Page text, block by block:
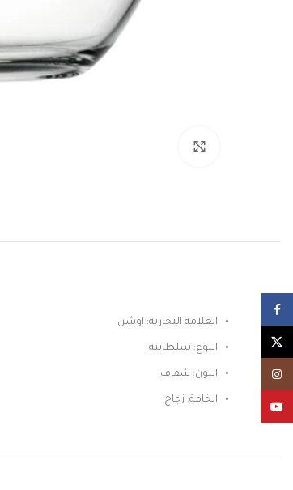
العلامة التجارية: اوشن
النوع: سلطانية
اللون: شفاف
الخامة: زجاج
Instagram